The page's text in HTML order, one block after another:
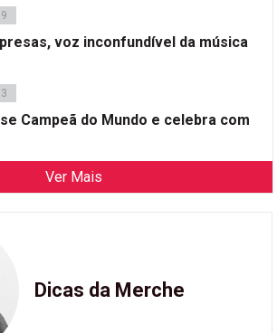
voz inconfundível da música
Campeã do Mundo e celebra com
Ver Mais
Dicas da Merche